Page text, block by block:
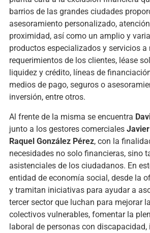
barrios de las grandes ciudades
asesoramiento personalizado,
proximidad, así como un amplio y
productos especializados y servicios a
requerimientos de los clientes, léase
liquidez y crédito, líneas de
medios de pago, seguros o
inversión, entre otros.
Al frente de la misma se encuentra
junto a los gestores comerciales
Raquel González Pérez, con la
necesidades no solo financieras, sino
asistenciales de los ciudadanos. En
entidad de economía social, desde la
y tramitan iniciativas para ayudar a
tercer sector que luchan para mejorar
colectivos vulnerables, fomentar la
laboral de personas con discapacidad,